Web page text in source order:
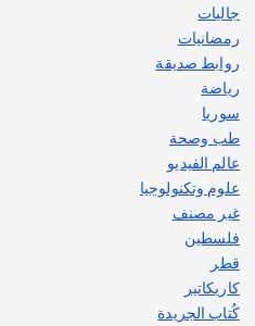
جاليات
رمضانيات
روابط صديقة
رياضة
سوريا
طب وصحة
عالم الفيديو
علوم وتكنولوجيا
غير مصنف
فلسطين
قطر
كاريكاتير
كُتاب الجريدة